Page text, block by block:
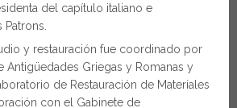
del capítulo italiano e
y restauración fue coordinado por
Antigüedades Griegas y Romanas y
de Restauración de Materiales
con el Gabinete de